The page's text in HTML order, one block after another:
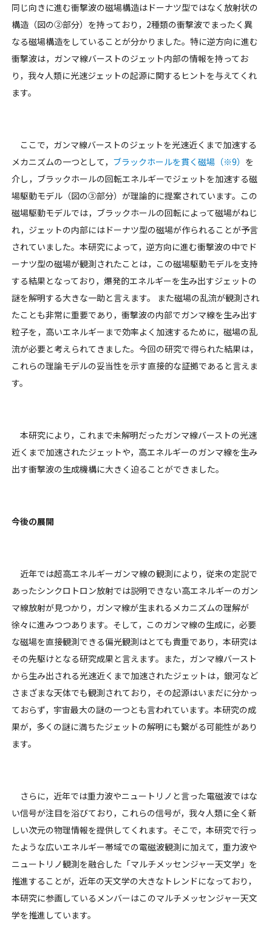
同じ向きに進む衝撃波の磁場構造はドーナツ型ではなく放射状の
構造（図の②部分）を持っており，2種類の衝撃波でまったく異
なる磁場構造をしていることが分かりました。特に逆方向に進む
衝撃波は，ガンマ線バーストのジェット内部の情報を持ってお
り，我々人類に光速ジェットの起源に関するヒントを与えてくれ
ます。
ここで，ガンマ線バーストのジェットを光速近くまで加速する
メカニズムの一つとして， ブラックホールを貫く磁場（※9） を
介し，ブラックホールの回転エネルギーでジェットを加速する磁
場駆動モデル（図の③部分）が理論的に提案されています。この
磁場駆動モデルでは，ブラックホールの回転によって磁場がねじ
れ，ジェットの内部にはドーナツ型の磁場が作られることが予言
されていました。本研究によって，逆方向に進む衝撃波の中でド
ーナツ型の磁場が観測されたことは，この磁場駆動モデルを支持
する結果となっており，爆発的エネルギーを生み出すジェットの
謎を解明する大きな一助と言えます。 また磁場の乱流が観測され
たことも非常に重要であり，衝撃波の内部でガンマ線を生み出す
粒子を，高いエネルギーまで効率よく加速するために，磁場の乱
流が必要と考えられてきました。今回の研究で得られた結果は，
これらの理論モデルの妥当性を示す直接的な証拠であると言えま
す。
本研究により，これまで未解明だったガンマ線バーストの光速
近くまで加速されたジェットや，高エネルギーのガンマ線を生み
出す衝撃波の生成機構に大きく迫ることができました。
今後の展開
近年では超高エネルギーガンマ線の観測により，従来の定説で
あったシンクロトロン放射では説明できない高エネルギーのガン
マ線放射が見つかり，ガンマ線が生まれるメカニズムの理解が
徐々に進みつつあります。そして，このガンマ線の生成に，必要
な磁場を直接観測できる偏光観測はとても貴重であり，本研究は
その先駆けとなる研究成果と言えます。また，ガンマ線バースト
から生み出される光速近くまで加速されたジェットは，銀河など
さまざまな天体でも観測されており，その起源はいまだに分かっ
ておらず，宇宙最大の謎の一つとも言われています。本研究の成
果が，多くの謎に満ちたジェットの解明にも繋がる可能性があり
ます。
さらに，近年では重力波やニュートリノと言った電磁波ではな
い信号が注目を浴びており，これらの信号が，我々人類に全く新
しい次元の物理情報を提供してくれます。そこで，本研究で行っ
たような広いエネルギー帯域での電磁波観測に加えて，重力波や
ニュートリノ観測を融合した「マルチメッセンジャー天文学」を
推進することが，近年の天文学の大きなトレンドになっており，
本研究に参画しているメンバーはこのマルチメッセンジャー天文
学を推進しています。